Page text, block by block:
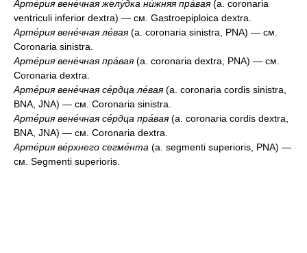
Арте́рия вене́чная желу́дка ни́жняя пра́вая(a. coronaria
ventriculi inferior dextra) — см. Gastroepiploica dextra.
Арте́рия вене́чная ле́вая(a. coronaria sinistra, PNA) — см.
Coronaria sinistra.
Арте́рия вене́чная пра́вая(a. coronaria dextra, PNA) — см.
Coronaria dextra.
Арте́рия вене́чная се́рдца ле́вая(a. coronaria cordis sinistra,
BNA, JNA) — см. Coronaria sinistra.
Арте́рия вене́чная се́рдца пра́вая(a. coronaria cordis dextra,
BNA, JNA) — см. Coronaria dextra.
Арте́рия ве́рхнего сегме́нта (a. segmenti superioris, PNA) —
см. Segmenti superioris.